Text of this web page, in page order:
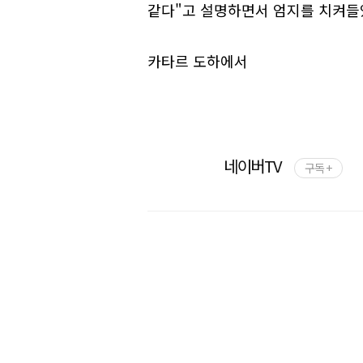
같다"고 설명하면서 엄지를 치켜
카타르 도하에서
네이버TV 구독 +